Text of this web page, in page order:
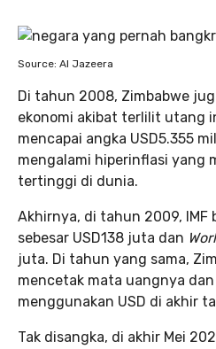
Source: Al Jazeera
Di tahun 2008, Zimbabwe
ekonomi akibat terlilit utang
mencapai angka USD5.355
mengalami hiperinflasi yang
tertinggi di dunia.
Akhirnya, di tahun 2009, IMF
sebesar USD138 juta dan
juta. Di tahun yang sama,
mencetak mata uangnya
menggunakan USD di akhir
Tak disangka, di akhir Mei